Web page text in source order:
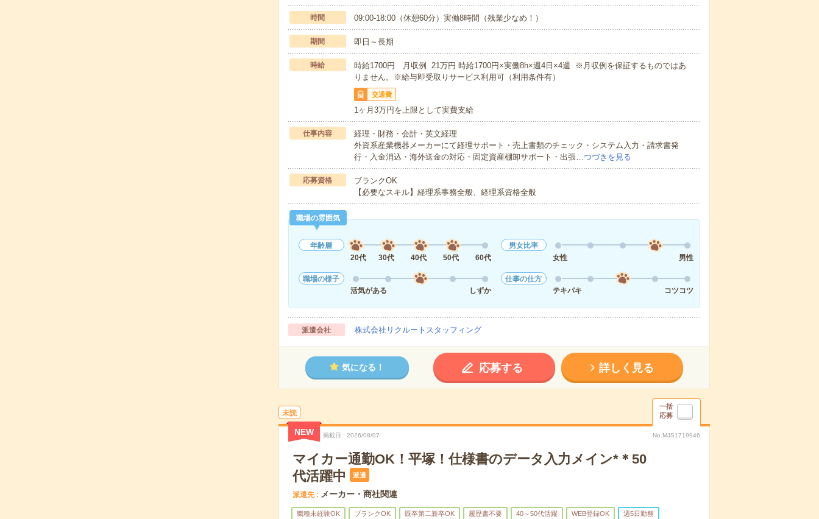
時間 09:00-18:00（休憩60分）実働8時間（残業少なめ！）
期間 即日～長期
時給
時給1700円 月収例 21万円 時給1700円×実働8h×週4日×4週 ※月収例を保証するものではあ
りません。※給与即受取りサービス利用可（利用条件有）
交通費
1ヶ月3万円を上限として実費支給
仕事内容
経理・財務・会計・英文経理
外資系産業機器メーカーにて経理サポート・売上書類のチェック・システム入力・請求書発
行・入金消込・海外送金の対応・固定資産棚卸サポート・出張…つづきを見る
応募資格
ブランクOK
【必要なスキル】経理系事務全般、経理系資格全般
職場の雰囲気
年齢層
20代
30代 40代 50代 60代
男女比率
女性
男性
職場の様子
活気がある
しずか
仕事の仕方
テキパキ
コツコツ
派遣会社 株式会社リクルートスタッフィング
気になる！ 応募する 詳しく見る
未読
一括
応募
NEW 掲載日 2026/08/07 No.MJS1719946
マイカー通勤OK！平塚！仕様書のデータ入力メイン*＊50
代活躍中
派遣
派遣先 メーカー・商社関連
職種未経験OK ブランクOK 既卒第二新卒OK 履歴書不要 40～50代活躍 WEB登録OK 週5日勤務